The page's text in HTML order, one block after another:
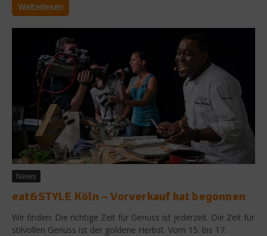
Weiterlesen
News
eat&STYLE Köln – Vorverkauf hat begonnen
Wir finden: Die richtige Zeit für Genuss ist jederzeit. Die Zeit für
stilvollen Genuss ist der goldene Herbst. Vom 15. bis 17.